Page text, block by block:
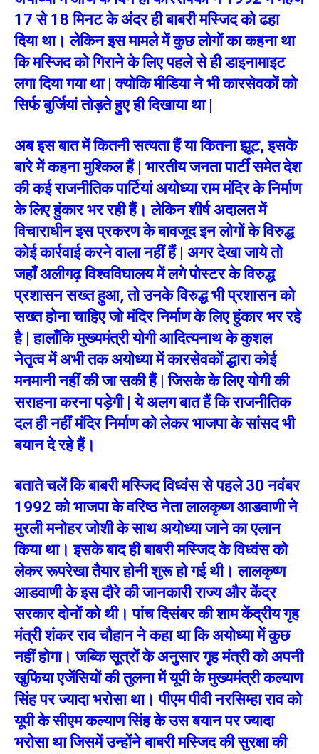
17 से 18 मिनट के अंदर ही बाबरी मस्जिद को ढहा
दिया था। लेकिन इस मामले में कुछ लोगों का कहना था
कि मस्जिद को गिराने के लिए पहले से ही डाइनामाइट
लगा दिया गया था | क्योकि मीडिया ने भी कारसेवकों को
सिर्फ बुर्जियां तोड़ते हुए ही दिखाया था |
अब इस बात में कितनी सत्यता हैं या कितना झूट, इसके
बारे में कहना मुश्किल हैं | भारतीय जनता पार्टी समेत देश
की कई राजनीतिक पार्टियां अयोध्या राम मंदिर के निर्माण
के लिए हुंकार भर रही हैं। लेकिन शीर्ष अदालत में
विचाराधीन इस प्रकरण के बावजूद इन लोगों के विरुद्ध
कोई कार्रवाई करने वाला नहीं हैं | अगर देखा जाये तो
जहाँ अलीगढ़ विश्वविघालय में लगे पोस्टर के विरुद्ध
प्रशासन सख्त हुआ, तो उनके विरुद्ध भी प्रशासन को
सख्त होना चाहिए जो मंदिर निर्माण के लिए हुंकार भर रहे
है | हालाँकि मुख्यमंत्री योगी आदित्यनाथ के कुशल
नेतृत्व में अभी तक अयोध्या में कारसेवकों द्धारा कोई
मनमानी नहीं की जा सकी हैं | जिसके के लिए योगी की
सराहना करना पड़ेगी | ये अलग बात हैं कि राजनीतिक
दल ही नहीं मंदिर निर्माण को लेकर भाजपा के सांसद भी
बयान दे रहे हैं।
बताते चलें कि बाबरी मस्जिद विध्वंस से पहले 30 नवंबर
1992 को भाजपा के वरिष्ठ नेता लालकृष्ण आडवाणी ने
मुरली मनोहर जोशी के साथ अयोध्या जाने का एलान
किया था। इसके बाद ही बाबरी मस्जिद के विध्वंस को
लेकर रूपरेखा तैयार होनी शुरू हो गई थी। लालकृष्ण
आडवाणी के इस दौरे की जानकारी राज्य और केंद्र
सरकार दोनों को थी। पांच दिसंबर की शाम केंद्रीय गृह
मंत्री शंकर राव चौहान ने कहा था कि अयोध्या में कुछ
नहीं होगा। जब्कि सूत्रों के अनुसार गृह मंत्री को अपनी
खुफिया एजेंसियों की तुलना में यूपी के मुख्यमंत्री कल्याण
सिंह पर ज्यादा भरोसा था। पीएम पीवी नरसिम्हा राव को
यूपी के सीएम कल्याण सिंह के उस बयान पर ज्यादा
भरोसा था जिसमें उन्होंने बाबरी मस्जिद की सुरक्षा की